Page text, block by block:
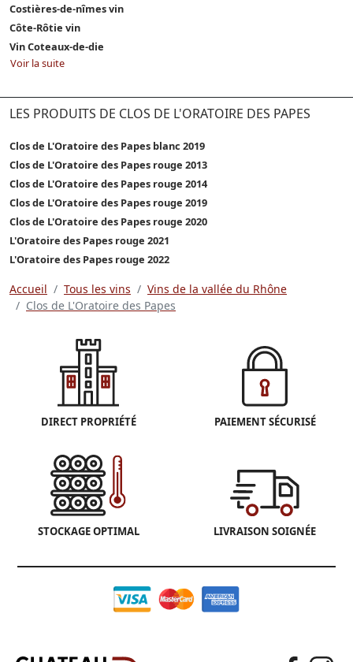
Costières-de-nîmes vin
Côte-Rôtie vin
Vin Coteaux-de-die
Voir la suite
LES PRODUITS DE CLOS DE L'ORATOIRE DES PAPES
Clos de L'Oratoire des Papes blanc 2019
Clos de L'Oratoire des Papes rouge 2013
Clos de L'Oratoire des Papes rouge 2014
Clos de L'Oratoire des Papes rouge 2019
Clos de L'Oratoire des Papes rouge 2020
L'Oratoire des Papes rouge 2021
L'Oratoire des Papes rouge 2022
Accueil Tous les vins
Vins de la vallée du Rhône
Clos de L'Oratoire des Papes
DIRECT PROPRIÉTÉ PAIEMENT SÉCURISÉ
STOCKAGE OPTIMAL LIVRAISON SOIGNÉE